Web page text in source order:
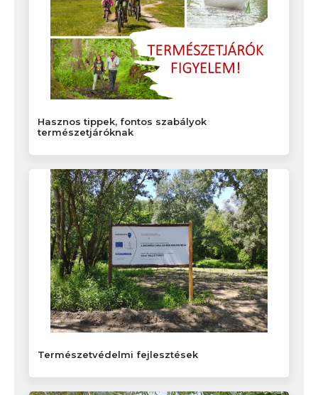
Hasznos tippek, fontos szabályok
természetjáróknak
Természetvédelmi fejlesztések